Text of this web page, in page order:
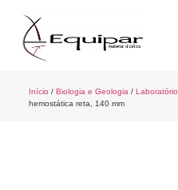
Início / Biologia e Geologia / Laboratório
hemostática reta, 140 mm